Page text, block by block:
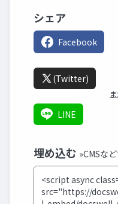
シェア
Facebook
(Twitter)
LINE
埋め込む »CMSな